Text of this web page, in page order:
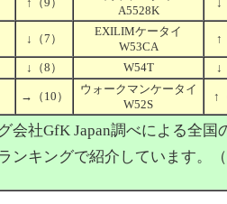
A5528K
↓ （7）
EXILIMケータイ
W53CA
↑
↓ （8） W54T ↓
→ （10）
ウォークマンケータイ
W52S
↑
会社GfK Japan調べによる全国
ンキングで紹介しています。（